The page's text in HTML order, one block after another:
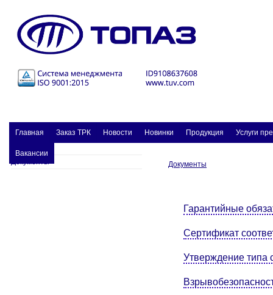
Главная Заказ ТPК Новости Новинки Продукция Услуги
Вакансии
Документы
Документы
Гарантийные
Сертификат
Утверждение типа